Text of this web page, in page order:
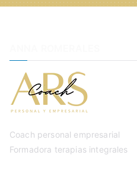
Coach personal empresarial
Formadora terapias integrales